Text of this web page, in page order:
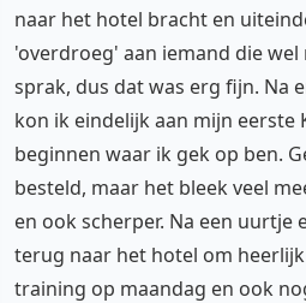
naar het hotel bracht en
'overdroeg' aan iemand die wel
sprak, dus dat was erg fijn. Na
kon ik eindelijk aan mijn eerste
beginnen waar ik gek op ben.
besteld, maar het bleek veel
en ook scherper. Na een uurtje
terug naar het hotel om
training op maandag en ook